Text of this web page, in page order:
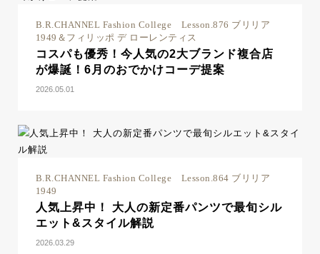
B.R.CHANNEL Fashion College Lesson.876 ブリリア
1949＆フィリッポ デ ローレンティス
コスパも優秀！今人気の2大ブランド複合店
が爆誕！6月のおでかけコーデ提案
2026.05.01
B.R.CHANNEL Fashion College Lesson.864 ブリリア
1949
人気上昇中！ 大人の新定番パンツで最旬シル
エット&スタイル解説
2026.03.29